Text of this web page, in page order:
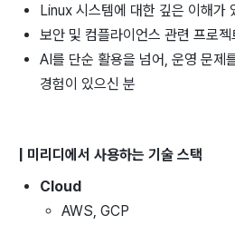
Linux 시스템에 대한 깊은 이해가
보안 및 컴플라이언스 관련 프로
AI를 단순 활용을 넘어, 운영 문제
경험이 있으신 분
| 미리디에서 사용하는 기술 스택
Cloud
AWS, GCP